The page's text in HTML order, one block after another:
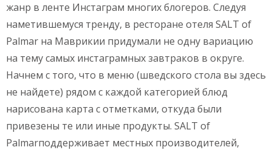
жанр в ленте Инстаграм многих блогеров. Следуя
наметившемуся тренду, в ресторане отеля SALT of
Palmar на Маврикии придумали не одну вариацию
на тему самых инстаграмных завтраков в округе.
Начнем с того, что в меню (шведского стола вы здесь
не найдете) рядом с каждой категорией блюд
нарисована карта с отметками, откуда были
привезены те или иные продукты. SALT of
Palmarподдерживает местных производителей,